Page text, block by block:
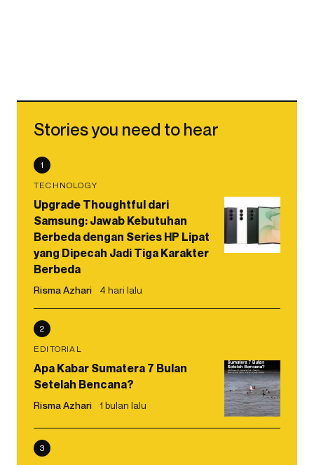
Stories you need to hear
1
TECHNOLOGY
Upgrade Thoughtful dari
Samsung: Jawab Kebutuhan
Berbeda dengan Series HP Lipat
yang Dipecah Jadi Tiga Karakter
Berbeda
Risma Azhari 4 hari lalu
2
EDITORIAL
Apa Kabar Sumatera 7 Bulan
Setelah Bencana?
Risma Azhari 1 bulan lalu
3